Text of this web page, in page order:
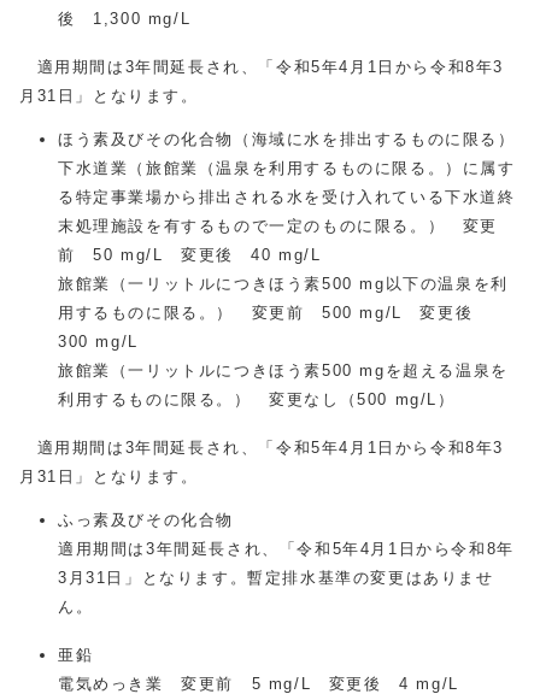
後 1,300 mg/L
適用期間は3年間延長され、「令和5年4月1日から令和8年3
月31日」となります。
ほう素及びその化合物（海域に水を排出するものに限る）
下水道業（旅館業（温泉を利用するものに限る。）に属す
る特定事業場から排出される水を受け入れている下水道終
末処理施設を有するもので一定のものに限る。） 変更
前 50 mg/L 変更後 40 mg/L
旅館業（一リットルにつきほう素500 mg以下の温泉を利
用するものに限る。） 変更前 500 mg/L 変更後
300 mg/L
旅館業（一リットルにつきほう素500 mgを超える温泉を
利用するものに限る。） 変更なし（500 mg/L）
適用期間は3年間延長され、「令和5年4月1日から令和8年3
月31日」となります。
ふっ素及びその化合物
適用期間は3年間延長され、「令和5年4月1日から令和8年
3月31日」となります。暫定排水基準の変更はありませ
ん。
亜鉛
電気めっき業 変更前 5 mg/L 変更後 4 mg/L